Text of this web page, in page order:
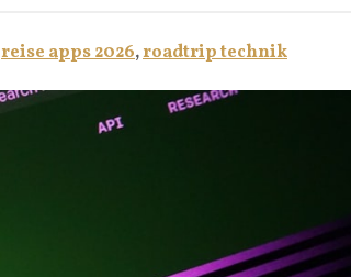
reise apps 2026,roadtrip technik